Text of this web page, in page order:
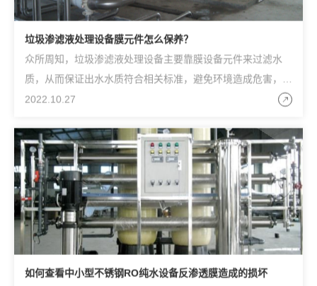
垃圾渗滤液处理设备膜元件怎么保养？
众所周知，垃圾渗滤液处理设备主要靠膜设备元件来过滤水
质，从而保证出水水质符合相关标准，避免环境造成危害，但
是膜元件在长时间使用后也需要定期保养，才能够保证设备的
2022.10.27
如何查看中小型不锈钢RO纯水设备反渗透膜造成的损坏